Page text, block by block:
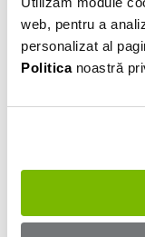
web, pentru a
personalizat al
Politicanoastră
hand. Mogo IFN
Sector 6, Calea
Bucharest,
anuală (DAE)
perioadă de 60 de
valoare a ratei de